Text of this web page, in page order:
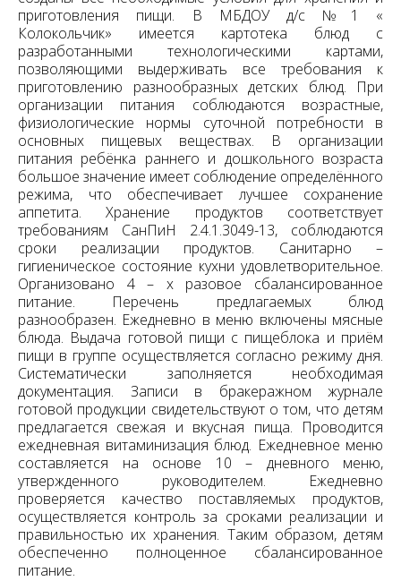
приготовления пищи. В МБДОУ д/с №1 «
Колокольчик» имеется картотека блюд с
разработанными технологическими картами,
позволяющими выдерживать все требования к
приготовлению разнообразных детских блюд. При
организации питания соблюдаются возрастные,
физиологические нормы суточной потребности в
основных пищевых веществах. В организации
питания ребёнка раннего и дошкольного возраста
большое значение имеет соблюдение определённого
режима, что обеспечивает лучшее сохранение
аппетита. Хранение продуктов соответствует
требованиям СанПиН 2.4.1.3049-13, соблюдаются
сроки реализации продуктов. Санитарно –
гигиеническое состояние кухни удовлетворительное.
Организовано 4 – х разовое сбалансированное
питание. Перечень предлагаемых блюд
разнообразен. Ежедневно в меню включены мясные
блюда. Выдача готовой пищи с пищеблока и приём
пищи в группе осуществляется согласно режиму дня.
Систематически заполняется необходимая
документация. Записи в бракеражном журнале
готовой продукции свидетельствуют о том, что детям
предлагается свежая и вкусная пища. Проводится
ежедневная витаминизация блюд. Ежедневное меню
составляется на основе 10 – дневного меню,
утвержденного руководителем. Ежедневно
проверяется качество поставляемых продуктов,
осуществляется контроль за сроками реализации и
правильностью их хранения. Таким образом, детям
обеспеченно полноценное сбалансированное
питание.